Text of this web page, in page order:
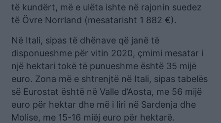
të kundërt, më e ulëta ishte në rajonin suedez
të Övre Norrland (mesatarisht 1 882 €).
Në Itali, sipas të dhënave që janë të
disponueshme për vitin 2020, çmimi mesatar i
një hektari tokë të punueshme është 35 mijë
euro. Zona më e shtrenjtë në Itali, sipas tabelës
së Eurostat është në Valle d’Aosta, me 56 mijë
euro për hektar dhe më i liri në Sardenja dhe
Molise, me 15-16 miëj euro për hektarë.